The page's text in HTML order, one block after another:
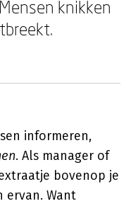
knikken
informeren,
. Als manager of
bovenop je
ervan. Want